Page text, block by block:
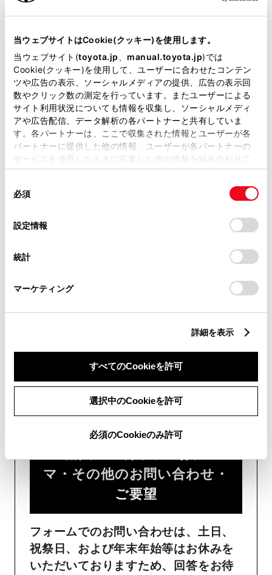
当ウェブサイトはCookie(クッキー)を使用します。
当ウェブサイト(toyota.jp manual.toyota.jp)では
Cookie(クッキー)を使用して、ユーザーに合わせたコンテン
ツや広告の表示、ソーシャルメディアの提供、広告の表示回
数やクリック数の測定を行っています。またユーザーによる
サイト利用状況についても情報を収集し、ソーシャルメディ
アや広告配信、データ解析の各パートナーと共有していま
す。各パートナーは、ここで収集された情報とユーザーが各
パートナーに提供した他の情報、ユーザーが各パートナーの
サービスを使用したときに収集した他の情報を組み合わせて
使用することがあります。当ウェブサイトの使用を続行する
デバイスにすべてのCookie(クッキー)が保存されることに同
意したことになります。Cookie(クッキー)のオプトアウト、
設定の変更、同意を撤回したりするにあたっては、当社の
「Cookie（クッキー）情報の取り扱いについて
」をご覧くだ
必須
設定情報
統計
マーケティング
詳細を表示
すべてのCookieを許可
選択中のCookieを許可
必須のCookieのみ許可
チャットでお問い合わせ
受付：10:00～18:00
画面右下の
チャットでのお問い合わせはお待たせ
時間が少なくご案内が可能です。
フォームでお問い合わせ
マ・その他のお問い合わせ・
ご要望​
フォームでのお問い合わせは、土日、
祝祭日、および年末年始等はお休みを
いただいておりますため、回答をお待